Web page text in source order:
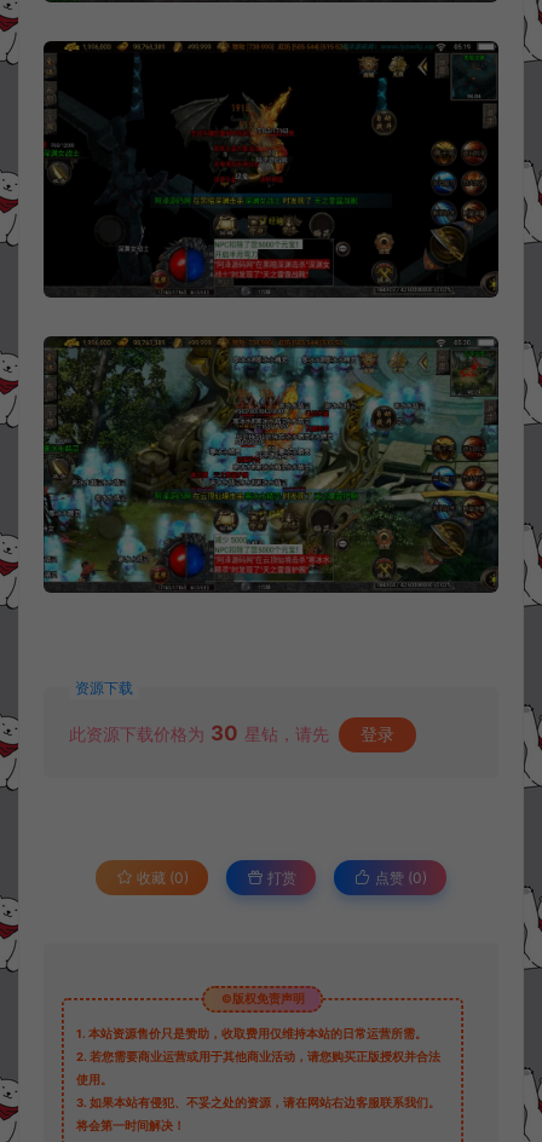
资源下载
此资源下载价格为 30 星钻，请先 登录
收藏 (0) 打赏 点赞 (0)
©版权免责声明
1. 本站资源售价只是赞助，收取费用仅维持本站的日常运营所需。
2. 若您需要商业运营或用于其他商业活动，请您购买正版授权并合法
使用。
3. 如果本站有侵犯、不妥之处的资源，请在网站右边客服联系我们。
将会第一时间解决！